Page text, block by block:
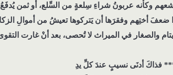
وكأنه عربونُ شراءِ سِلعةٍ من السِّلع، أو ثمن
ضعفَ أختِهم وفقرَها أن يَتركوها تعيشُ من أموالِ
والصغار في الميراث لا تُحصى، بعد أنْ غارت
*** فذاكَ أدنَى نسيبٍ عندَ كلِّ يدِ